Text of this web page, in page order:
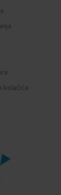
kolačiće